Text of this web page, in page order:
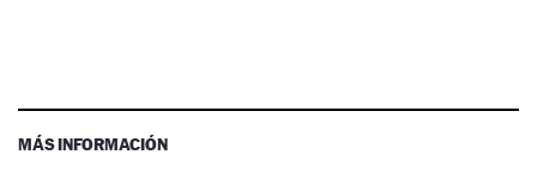
MÁS INFORMACIÓN